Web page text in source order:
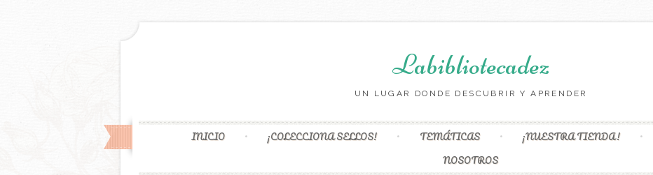
Labibliotecadez
UN LUGAR DONDE DESCUBRIR Y APRENDER
INICIO ¡COLECCIONA SELLOS! TEMÁTICAS ¡NUESTRA TIENDA!
NOSOTROS